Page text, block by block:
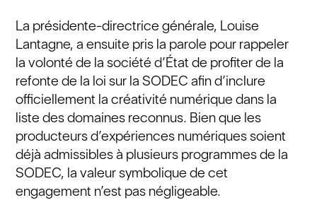
La présidente-directrice générale, Louise
Lantagne, a ensuite pris la parole pour rappeler
la volonté de la société d’État de profiter de la
refonte de la loi sur la SODEC afin d’inclure
officiellement la créativité numérique dans la
liste des domaines reconnus. Bien que les
producteurs d’expériences numériques soient
déjà admissibles à plusieurs programmes de la
SODEC, la valeur symbolique de cet
engagement n’est pas négligeable.